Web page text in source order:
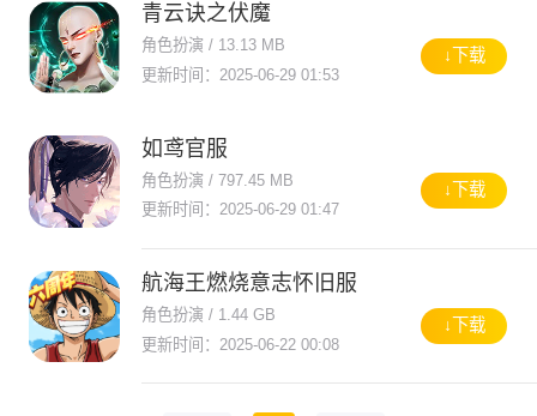
青云诀之伏魔
角色扮演 / 13.13 MB
更新时间：2025-06-29 01:53
↓下载
如鸢官服
角色扮演 / 797.45 MB
更新时间：2025-06-29 01:47
↓下载
航海王燃烧意志怀旧服
角色扮演 / 1.44 GB
更新时间：2025-06-22 00:08
↓下载